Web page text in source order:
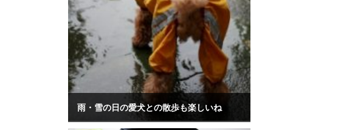
雨・雪の日の愛犬との散歩も楽しいね